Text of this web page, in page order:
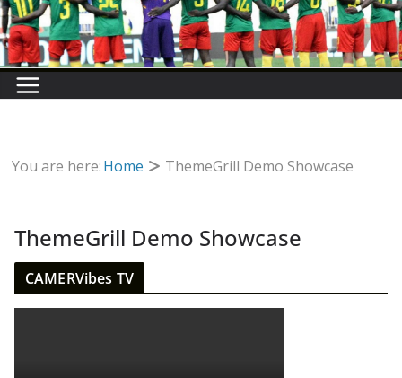
You are here:Home ThemeGrill Demo Showcase
ThemeGrill Demo Showcase
CAMERVibes TV